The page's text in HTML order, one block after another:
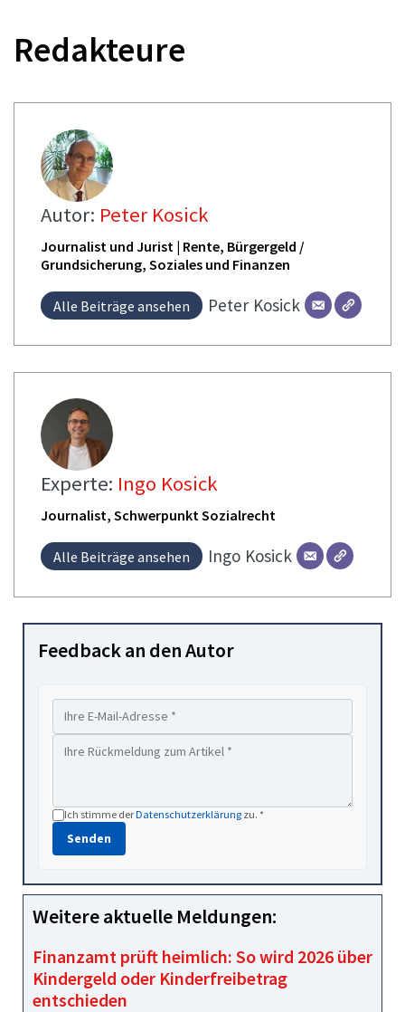
Redakteure
Autor: Peter Kosick
Journalist und Jurist | Rente, Bürgergeld /
Grundsicherung, Soziales und Finanzen
Alle Beiträge ansehen Peter Kosick
Experte: Ingo Kosick
Journalist, Schwerpunkt Sozialrecht
Alle Beiträge ansehen Ingo Kosick
Feedback an den Autor
Ich stimme derDatenschutzerklärung zu. *
Senden
Weitere aktuelle Meldungen:
Finanzamt prüft heimlich: So wird 2026 über
Kindergeld oder Kinderfreibetrag
entschieden